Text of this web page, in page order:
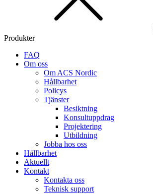
Produkter
FAQ
Om oss
Om ACS Nordic
Hållbarhet
Policys
Tjänster
Besiktning
Konsultuppdrag
Projektering
Utbildning
Jobba hos oss
Hållbarhet
Aktuellt
Kontakt
Kontakta oss
Teknisk support